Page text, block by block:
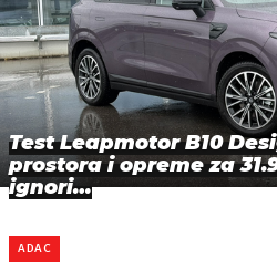
Test Leapmotor B10
prostora i opreme za
ignori…
ADAC